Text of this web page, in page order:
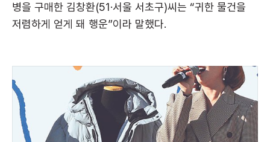
병을 구매한 김창환(51·서울 서초구)씨는 “귀한 물건을
저렴하게 얻게 돼 행운”이라 말했다.